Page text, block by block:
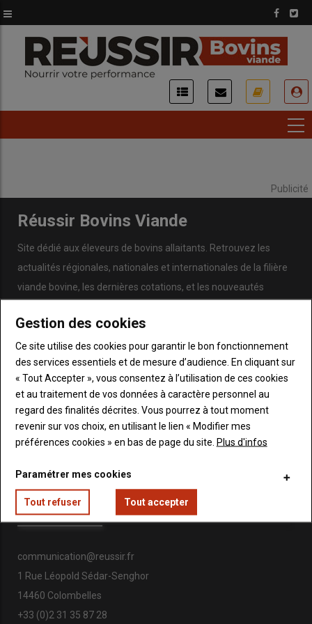
au
contenu
principal
Publicité
Réussir Bovins Viande
Site dédié aux éleveurs de bovins allaitants. Retrouvez les
actualités régionales, nationales et internationales de la filière
viande bovine, les dernières cotations, et les nouveautés
l’équipement des exploitations et la vie des entreprises.
RUBRIQUES
Économie & société
Élevage
Équipement
Santé animale
Gestion
INFORMATIONS DE CONTACT
communication@reussir.fr
1 Rue Léopold Sédar-Senghor
14460 Colombelles
+33 (0)2 31 35 87 28
Gestion des cookies
Ce site utilise des cookies pour garantir le bon fonctionnement
des services essentiels et de mesure d’audience. En cliquant sur
« Tout Accepter », vous consentez à l’utilisation de ces cookies
et au traitement de vos données à caractère personnel au
regard des finalités décrites. Vous pourrez à tout moment
revenir sur vos choix, en utilisant le lien « Modifier mes
préférences cookies » en bas de page du site. Plus d'infos
Paramétrer mes cookies
Tout refuser Tout accepter